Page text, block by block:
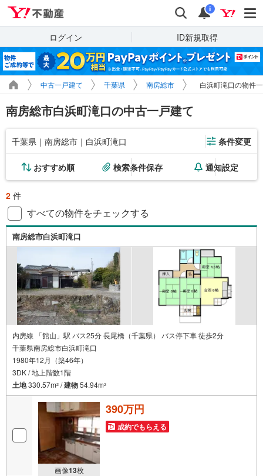
検索 通知
i
ログイン ID新規取得
中古一戸建て 千葉県 南房総市 白浜町滝口の物件
南房総市白浜町滝口の中古一戸建て
千葉県｜南房総市｜白浜町滝口 条件変更
おすすめ順 検索条件保存 通知設定
2 件
すべての物件をチェックする
南房総市白浜町滝口
内房線 「館山」駅 バス25分 長尾橋（千葉県） バス停下車 徒歩2分
千葉県南房総市白浜町滝口
1980年12月（築46年）
3DK / 地上階数1階
土地330.57m2 /建物54.94m2
画像13枚
390万円
成約でもらえる